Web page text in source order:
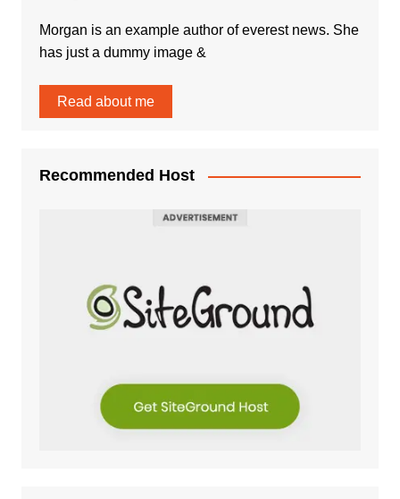
Morgan is an example author of everest news. She
has just a dummy image &
Read about me
Recommended Host